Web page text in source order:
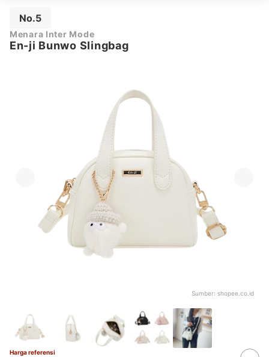
No.5
Menara Inter Mode
En-ji Bunwo Slingbag
Sumber: shopee.co.id
Harga referensi